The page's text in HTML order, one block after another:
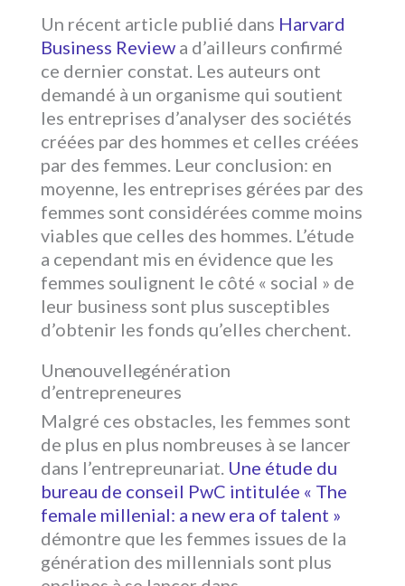
Un récent article publié dans Harvard
Business Review a d’ailleurs confirmé
ce dernier constat. Les auteurs ont
demandé à un organisme qui soutient
les entreprises d’analyser des sociétés
créées par des hommes et celles créées
par des femmes. Leur conclusion: en
moyenne, les entreprises gérées par des
femmes sont considérées comme moins
viables que celles des hommes. L’étude
a cependant mis en évidence que les
femmes soulignent le côté « social » de
leur business sont plus susceptibles
d’obtenir les fonds qu’elles cherchent.
Une nouvelle génération
d’entrepreneures
Malgré ces obstacles, les femmes sont
de plus en plus nombreuses à se lancer
dans l’entrepreunariat. Une étude du
bureau de conseil PwC intitulée « The
female millenial: a new era of talent »
démontre que les femmes issues de la
génération des millennials sont plus